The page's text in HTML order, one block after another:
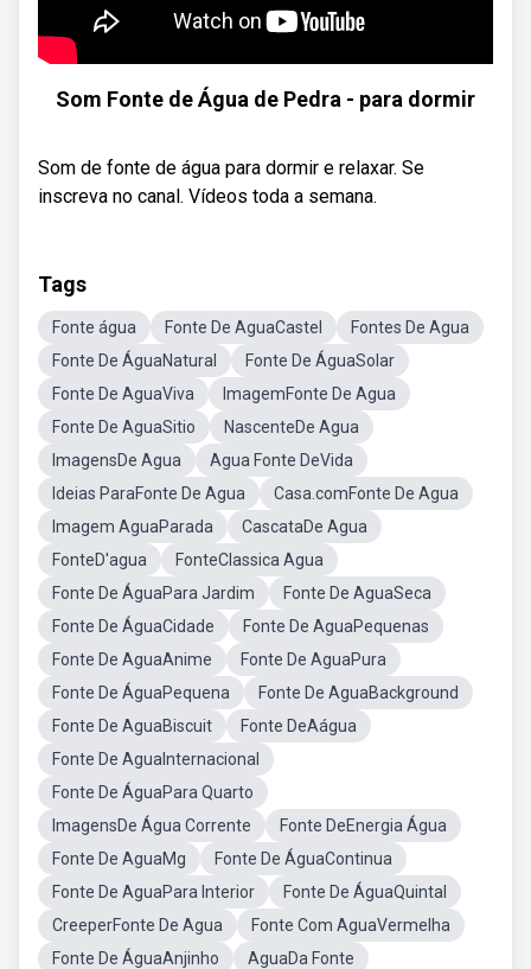
Som Fonte de Água de Pedra - para dormir
Som de fonte de água para dormir e relaxar. Se
inscreva no canal. Vídeos toda a semana.
Tags
Fonte água Fonte De AguaCastel
Fontes De Agua
Fonte De ÁguaNatural
Fonte De ÁguaSolar
Fonte De AguaViva
ImagemFonte De Agua
Fonte De AguaSitio
NascenteDe Agua
ImagensDe Agua
Agua Fonte DeVida
Ideias ParaFonte De Agua
Casa.comFonte De Agua
Imagem AguaParada
CascataDe Agua
FonteD'agua
FonteClassica Agua
Fonte De ÁguaPara Jardim
Fonte De AguaSeca
Fonte De ÁguaCidade
Fonte De AguaPequenas
Fonte De AguaAnime
Fonte De AguaPura
Fonte De ÁguaPequena
Fonte De AguaBackground
Fonte De AguaBiscuit
Fonte DeAágua
Fonte De AguaInternacional
Fonte De ÁguaPara Quarto
ImagensDe Água Corrente
Fonte DeEnergia Água
Fonte De AguaMg
Fonte De ÁguaContinua
Fonte De AguaPara Interior
Fonte De ÁguaQuintal
CreeperFonte De Agua
Fonte Com AguaVermelha
Fonte De ÁguaAnjinho
AguaDa Fonte